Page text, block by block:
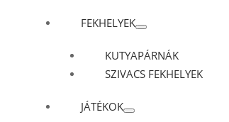
FEKHELYEK
KUTYAPÁRNÁK
SZIVACS FEKHELYEK
JÁTÉKOK